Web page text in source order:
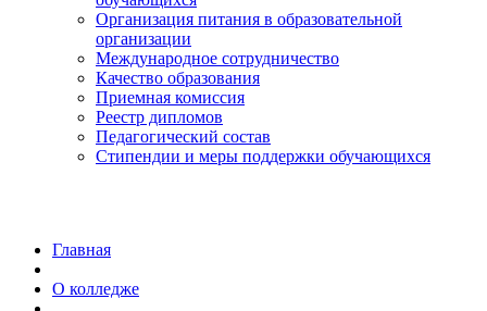
Организация питания в образовательной
организации
Международное сотрудничество
Качество образования
Приемная комиссия
Реестр дипломов
Педагогический состав
Стипендии и меры поддержки обучающихся
Главная
О колледже